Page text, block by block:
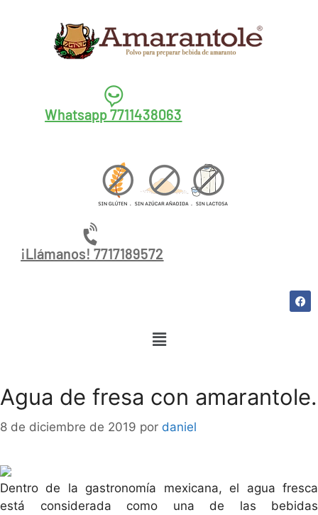
Whatsapp 7711438063
¡Llámanos! 7717189572
Agua de fresa con amarantole.
8 de diciembre de 2019 por daniel
Dentro de la gastronomía mexicana, el agua fresca
está considerada como una de las bebidas